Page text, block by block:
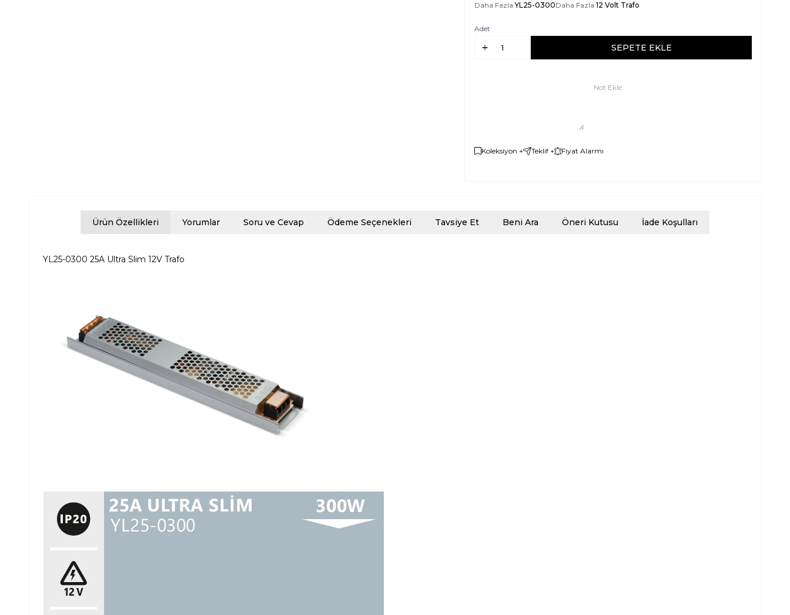
Daha FazlaYL25-0300Daha Fazla 12 Volt Trafo
Adet
SEPETE EKLE
Not Ekle
Koleksiyon + Teklif + Fiyat Alarmı
Ürün Özellikleri Yorumlar Soru ve Cevap Ödeme Seçenekleri Tavsiye Et Beni Ara Öneri Kutusu İade Koşulları
YL25-0300 25A Ultra Slim 12V Trafo